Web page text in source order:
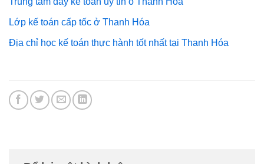
Lớp kế toán cấp tốc ở Thanh Hóa
Địa chỉ học kế toán thực hành tốt nhất tại Thanh Hóa